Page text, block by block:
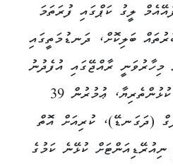
ލީގު ކަޕްގައި ފުރަތަމަ
ބަލިކޮށް، ދަނޑުމަތީގައި
މިހާރުވަނީ ރާއްޖޭގައި އުފެދުނު
އެންމެ މޮޅު ފުޓުބޯޅަ ކުޅުންތެރިޔާ، ޢުމުރުން 39
(ދަގަނޑޭ)، ކުރިއަށް އޮތް
ކުޅޭނެ ކަމުގެ